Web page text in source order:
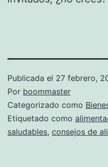
Publicada el 27 febrero,
Por boommaster
Categorizado como
Etiquetado como
saludables, consejos de